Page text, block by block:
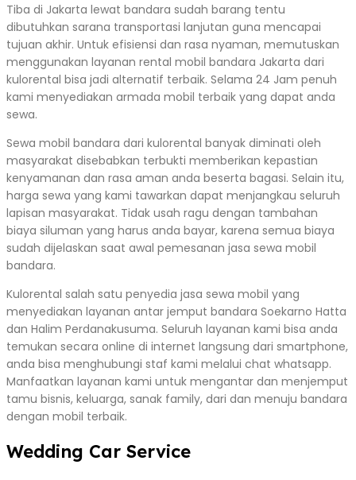
Tiba di Jakarta lewat bandara sudah barang tentu
dibutuhkan sarana transportasi lanjutan guna mencapai
tujuan akhir. Untuk efisiensi dan rasa nyaman, memutuskan
menggunakan layanan rental mobil bandara Jakarta dari
kulorental bisa jadi alternatif terbaik. Selama 24 Jam penuh
kami menyediakan armada mobil terbaik yang dapat anda
sewa.
Sewa mobil bandara dari kulorental banyak diminati oleh
masyarakat disebabkan terbukti memberikan kepastian
kenyamanan dan rasa aman anda beserta bagasi. Selain itu,
harga sewa yang kami tawarkan dapat menjangkau seluruh
lapisan masyarakat. Tidak usah ragu dengan tambahan
biaya siluman yang harus anda bayar, karena semua biaya
sudah dijelaskan saat awal pemesanan jasa sewa mobil
bandara.
Kulorental salah satu penyedia jasa sewa mobil yang
menyediakan layanan antar jemput bandara Soekarno Hatta
dan Halim Perdanakusuma. Seluruh layanan kami bisa anda
temukan secara online di internet langsung dari smartphone,
anda bisa menghubungi staf kami melalui chat whatsapp.
Manfaatkan layanan kami untuk mengantar dan menjemput
tamu bisnis, keluarga, sanak family, dari dan menuju bandara
dengan mobil terbaik.
Wedding Car Service